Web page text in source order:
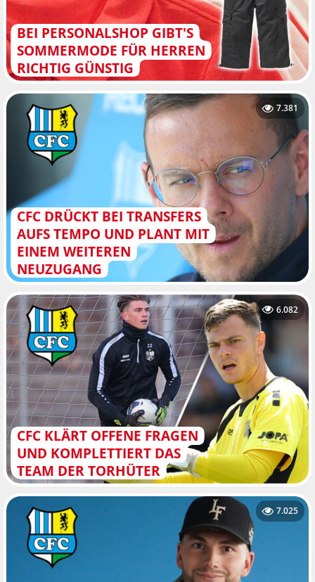
BEI PERSONALSHOP GIBT'S
SOMMERMODE FÜR HERREN
RICHTIG GÜNSTIG
CFC DRÜCKT BEI TRANSFERS
AUFS TEMPO UND PLANT MIT
EINEM WEITEREN
NEUZUGANG
7.381
CFC KLÄRT OFFENE FRAGEN
UND KOMPLETTIERT DAS
TEAM DER TORHÜTER
6.082
7.025